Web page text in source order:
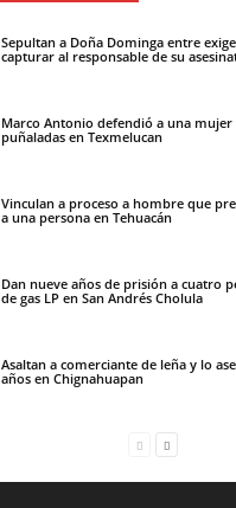
Sepultan a Doña Dominga entre
capturar al responsable de su
Marco Antonio defendió a una
puñaladas en Texmelucan
Vinculan a proceso a hombre que
a una persona en Tehuacán
Dan nueve años de prisión a cuatro
de gas LP en San Andrés Cholula
Asaltan a comerciante de leña y lo
años en Chignahuapan